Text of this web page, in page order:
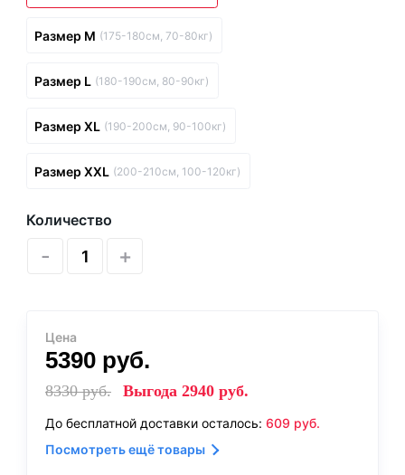
Размер M (175-180см, 70-80кг)
Размер L (180-190см, 80-90кг)
Размер XL (190-200см, 90-100кг)
Размер XXL (200-210см, 100-120кг)
Количество
- +
Цена
5390 руб.
8330руб. Выгода 2940 руб.
До бесплатной доставки осталось: 609 руб.
Посмотреть ещё товары